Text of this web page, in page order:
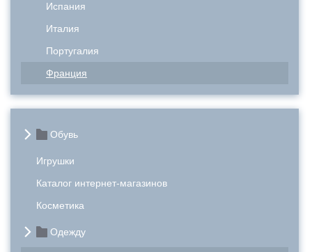
Испания
Италия
Португалия
Франция
Обувь
Игрушки
Каталог интернет-магазинов
Косметика
Одежду